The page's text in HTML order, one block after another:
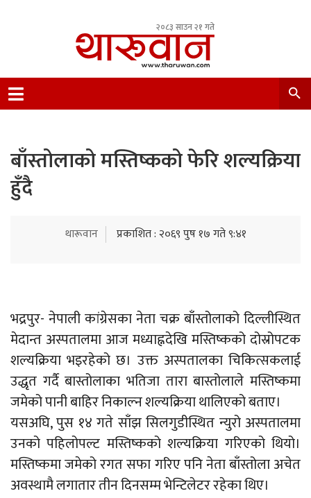
२०८३ साउन २१ गते
Nepal.
बाँस्तोलाको मस्तिष्कको फेरि शल्यक्रिया
हुँदै
थारूवान प्रकाशित : २०६९ पुष १७ गते ९:४१
भद्रपुर- नेपाली कांग्रेसका नेता चक्र बाँस्तोलाको दिल्लीस्थित
मेदान्त अस्पतालमा आज मध्याह्नदेखि मस्तिष्कको दोस्रोपटक
शल्यक्रिया भइरहेको छ। उक्त अस्पतालका चिकित्सकलाई
उद्धृत गर्दै बास्तोलाका भतिजा तारा बास्तोलाले मस्तिष्कमा
जमेको पानी बाहिर निकाल्न शल्यक्रिया थालिएको बताए।
यसअघि, पुस १४ गते साँझ सिलगुडीस्थित न्युरो अस्पतालमा
उनको पहिलोपल्ट मस्तिष्कको शल्यक्रिया गरिएको थियो।
मस्तिष्कमा जमेको रगत सफा गरिए पनि नेता बाँस्तोला अचेत
अवस्थामै लगातार तीन दिनसम्म भेन्टिलेटर रहेका थिए।